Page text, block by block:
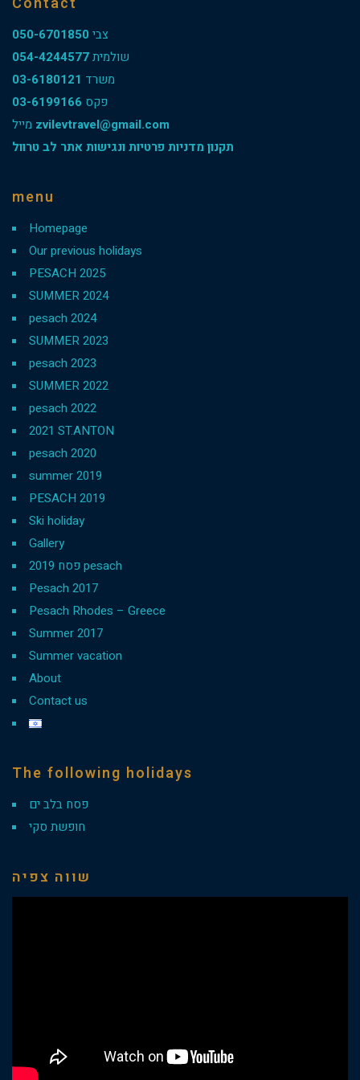
צבי 050-6701850
שולמית054-4244577
משרד 03-6180121
פקס 03-6199166
zvilevtravel@gmail.com
תקנון מדניות פרטיות ונגישות אתר לב טרוול
menu
Homepage
Our previous holidays
PESACH 2025
SUMMER 2024
pesach 2024
SUMMER 2023
pesach 2023
SUMMER 2022
pesach 2022
2021 ST.ANTON
pesach 2020
summer 2019
PESACH 2019
Ski holiday
Gallery
פסח 2019 pesach
Pesach 2017
Pesach Rhodes – Greece
Summer 2017
Summer vacation
About
Contact us
The following holidays
פסח בלב ים
חופשת סקי
שווה צפיה